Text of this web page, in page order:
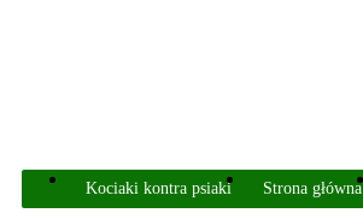
Kociaki kontra psiaki Strona główna